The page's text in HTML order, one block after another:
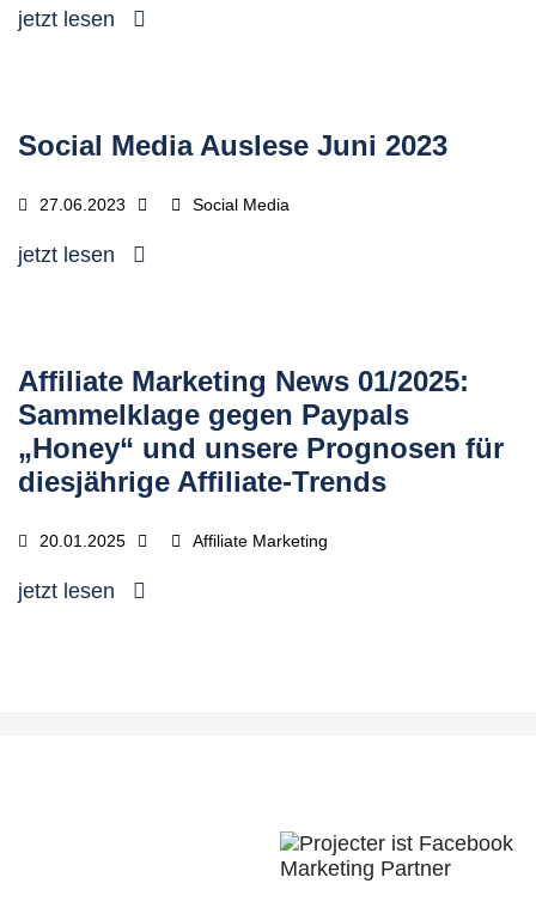
jetzt lesen
Social Media Auslese Juni 2023
27.06.2023 Social Media
jetzt lesen
Affiliate Marketing News 01/2025:
Sammelklage gegen Paypals
„Honey“ und unsere Prognosen für
diesjährige Affiliate-Trends
20.01.2025 Affiliate Marketing
jetzt lesen